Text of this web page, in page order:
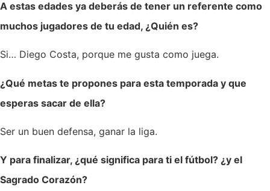
A estas edades ya deberás de tener un referente como
muchos jugadores de tu edad, ¿Quién es?
Si… Diego Costa, porque me gusta como juega.
¿Qué metas te propones para esta temporada y que
esperas sacar de ella?
Ser un buen defensa, ganar la liga.
Y para finalizar, ¿qué significa para ti el fútbol? ¿y el
Sagrado Corazón?